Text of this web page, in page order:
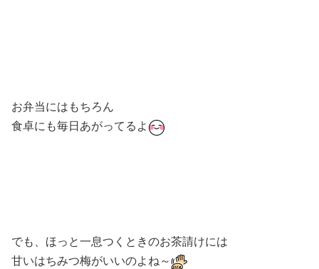
お弁当にはもちろん
食卓にも毎日あがってるよ
でも、ほっと一息つくときのお茶請けには
甘いはちみつ梅がいいのよね～